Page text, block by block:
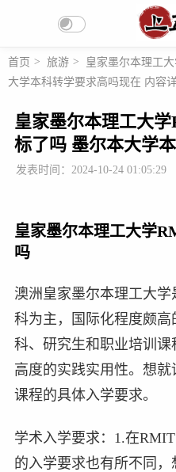
首页 > 旅游 >
皇家墨尔本理工
大学本科转学要求高吗现在 内容
皇家墨尔本理工大
标了吗 墨尔本大学
发表时间：2024-10-24 01:05:29
皇家墨尔本理工大学
吗
澳洲皇家墨尔本理工大
科为主，国际化程度颇
科、研究生和职业培训
高度的实践实用性。想
课程的具体入学要求。
学术入学要求：1.在
的入学要求也有所不同